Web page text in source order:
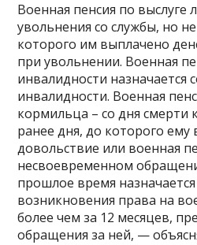
Военная пенсия по выслуге
увольнения со службы, но
которого им выплачено
при увольнении. Военная
инвалидности назначается
инвалидности. Военная
кормильца – со дня смерти
ранее дня, до которого
довольствие или военная
несвоевременном
прошлое время назначается
возникновения права на
более чем за 12 месяцев,
обращения за ней, —